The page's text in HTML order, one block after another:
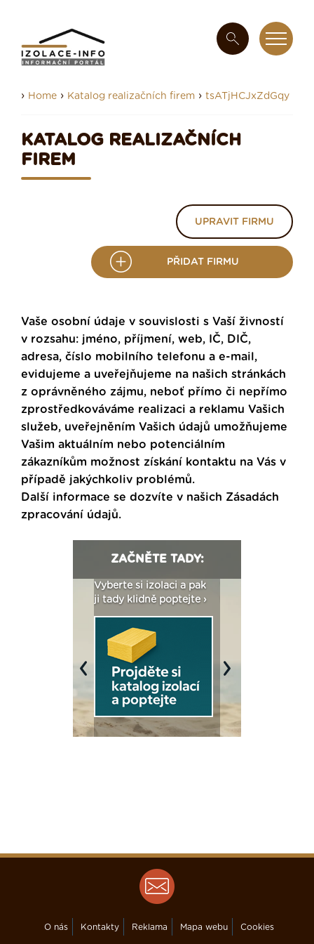
› Home › Katalog realizačních firem › tsATjHCJxZdGqy
KATALOG REALIZAČNÍCH
FIREM
UPRAVIT FIRMU
PŘIDAT FIRMU
Vaše osobní údaje v souvislosti s Vaší živností
v rozsahu: jméno, příjmení, web, IČ, DIČ,
adresa, číslo mobilního telefonu a e-mail,
evidujeme a uveřejňujeme na našich stránkách
z oprávněného zájmu, neboť přímo či nepřímo
zprostředkováváme realizaci a reklamu Vašich
služeb, uveřejněním Vašich údajů umožňujeme
Vašim aktuálním nebo potenciálním
zákazníkům možnost získání kontaktu na Vás v
případě jakýchkoliv problémů.
Další informace se dozvíte v našich Zásadách
zpracování údajů.
ZAČNĚTE TADY:
Vyberte si izolaci a pak
ji tady klidně poptejte ›
Previous Next
O nás Kontakty Reklama Mapa webu Cookies